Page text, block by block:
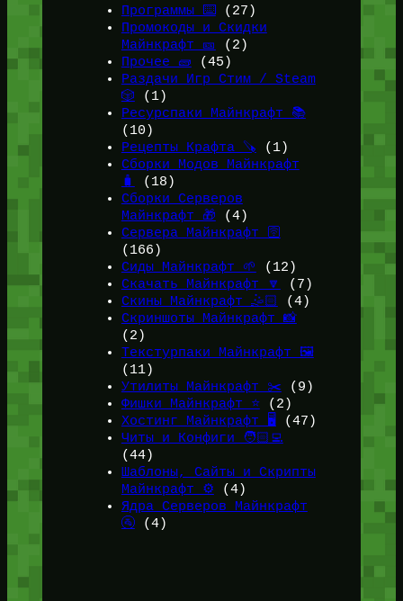
Программы ⌨️ (27)
Промокоды и Скидки
Майнкрафт 🎫
(2)
Прочее 🧱 (45)
Раздачи Игр Стим / Steam
🎲 (1)
Ресурспаки Майнкрафт 📚
(10)
Рецепты Крафта 🪚 (1)
Сборки Модов Майнкрафт
🧳
(18)
Сборки Серверов
Майнкрафт 🎁 (4)
Сервера Майнкрафт 🛜
(166)
Сиды Майнкрафт 🌱
(12)
Скачать Майнкрафт 🔽
(7)
Скины Майнкрафт 🤹🏻
(4)
Скриншоты Майнкрафт 📸
(2)
Текстурпаки Майнкрафт 🖼️
(11)
Утилиты Майнкрафт ✂️ (9)
Фишки Майнкрафт ⭐(2)
Хостинг Майнкрафт 🖥️ (47)
Читы и Конфиги 🧑🏻‍💻
(44)
Шаблоны, Сайты и Скрипты
Майнкрафт ⚙️ (4)
Ядра Серверов Майнкрафт
🚰(4)